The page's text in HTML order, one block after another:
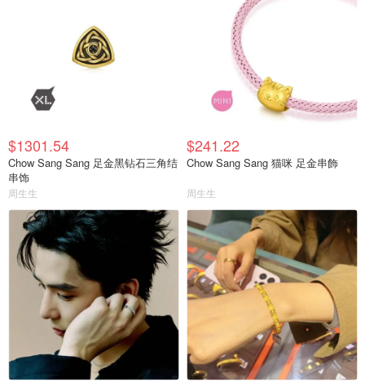
$1301.54
Chow Sang Sang 足金黑钻石三角结
串饰
周生生
$241.22
Chow Sang Sang 猫咪 足金串飾
周生生